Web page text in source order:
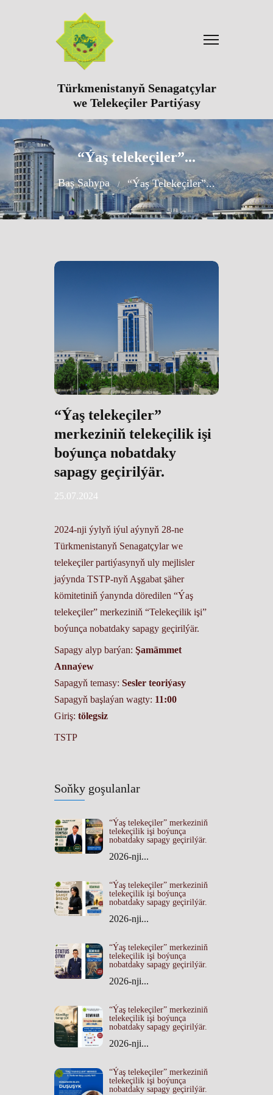
Türkmenistanyň Senagatçylar
we Telekeçiler Partiýasy
“Ýaş telekeçiler”...
Baş Sahypa “Ýaş Telekeçiler”...
Soňky goşulanlar
“Ýaş telekeçiler” merkeziniň
telekeçilik işi boýunça
nobatdaky sapagy geçirilýär.
2026-nji...
“Ýaş telekeçiler” merkeziniň
telekeçilik işi boýunça
nobatdaky sapagy geçirilýär.
2026-nji...
“Ýaş telekeçiler” merkeziniň
telekeçilik işi boýunça
nobatdaky sapagy geçirilýär.
2026-nji...
“Ýaş telekeçiler” merkeziniň
telekeçilik işi boýunça
nobatdaky sapagy geçirilýär.
2026-nji...
“Ýaş telekeçiler” merkeziniň
telekeçilik işi boýunça
nobatdaky sapagy geçirilýär.
“Ýaş telekeçiler”
merkeziniň telekeçilik işi
boýunça nobatdaky
sapagy geçirilýär.
25.07.2024
2024-nji ýylyň iýul aýynyň 28-ne
Türkmenistanyň Senagatçylar we
telekeçiler partiýasynyň uly mejlisler
jaýynda TSTP-nyň Aşgabat şäher
kömitetiniň ýanynda döredilen “Ýaş
telekeçiler” merkeziniň “Telekeçilik işi”
boýunça nobatdaky sapagy geçirilýär.
Sapagy alyp barýan: Şamämmet
Annaýew
Sapagyň temasy: Sesler teoriýasy
Sapagyň başlaýan wagty: 11:00
Giriş: tölegsiz
TSTP